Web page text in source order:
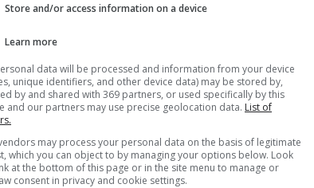
dyshuar për krime kundër civilëve”,
dëshmitarëve për tre policë të rrëmbyer”,
në mënyrën e funksionimit të
atyre që ishin pjesëmarrës të
gjatë kohës së luftës në Kosovë.
se ka verifikuar disa të dhëna pasi e ka
serbe për rastin.
Store and/or access information on a device
Learn more
data will be processed and information from your device
unique identifiers, and other device data) may be stored by,
by and shared with 369 partners, or used specifically by this
and our partners may use precise geolocation data. List of
may process your personal data on the basis of legitimate
which you can object to by managing your options below. Look
at the bottom of this page or in the site menu to manage or
consent in privacy and cookie settings.